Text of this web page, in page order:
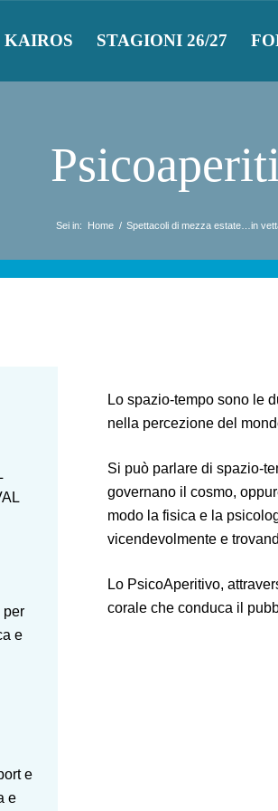
KAIROS STAGIONI 26/27
Sei in: Home / Spettacoli di mezza estate…in
per
e
e
e
Lo spazio-tempo sono le
nella percezione del
Si può parlare di spazio-
governano il cosmo,
modo la fisica e la
vicendevolmente e
Lo PsicoAperitivo,
corale che conduca il